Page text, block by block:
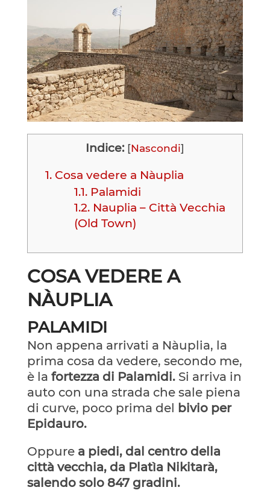
Indice: [Nascondi]
1.Cosa vedere a Nàuplia
1.1. Palamidi
1.2. Nauplia – Città Vecchia
(Old Town)
COSA VEDERE A
NÀUPLIA
PALAMIDI
Non appena arrivati a Nàuplia, la
prima cosa da vedere, secondo me,
è la fortezza di Palamidi.Si arriva in
auto con una strada che sale piena
di curve, poco prima del bivio per
Epidauro.
Oppure a piedi, dal centro della
città vecchia, da Platìa Nikitarà,
salendo solo 847 gradini.